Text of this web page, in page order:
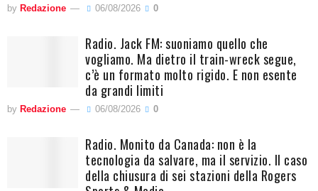
by Redazione 06/08/2026 0
Radio. Jack FM: suoniamo quello che
vogliamo. Ma dietro il train-wreck segue,
c’è un formato molto rigido. E non esente
da grandi limiti
by Redazione 06/08/2026 0
Radio. Monito da Canada: non è la
tecnologia da salvare, ma il servizio. Il caso
della chiusura di sei stazioni della Rogers